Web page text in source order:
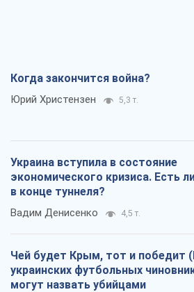
Когда закончится война?
Юрий Христензен 5,3 т.
Украина вступила в состояние
экономического кризиса. Есть
в конце туннеля?
Вадим Денисенко 4,5 т.
Чей будет Крым, тот и победит
украинских футбольных
могут назвать убийцами